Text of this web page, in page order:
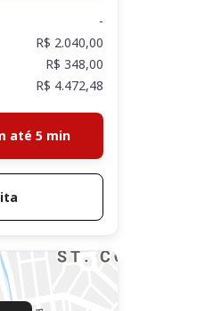
-
R$ 2.040,00
R$ 348,00
R$ 4.472,48
até 5 min